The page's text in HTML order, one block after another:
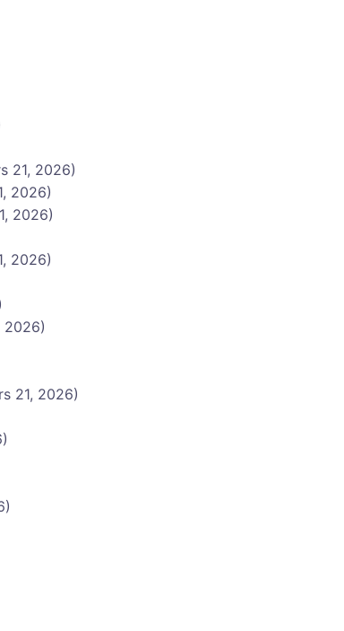
21, 2026)
2026)
2026)
2026)
2026)
21, 2026)